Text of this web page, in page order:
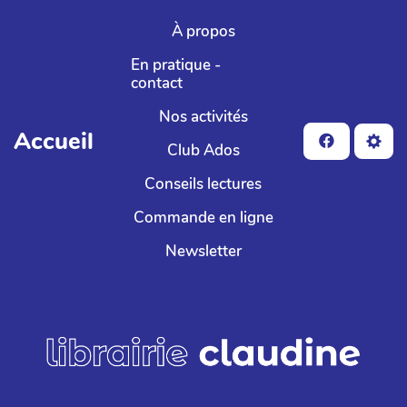
Aller au contenu principal
Accueil
À propos
En pratique -
contact
Nos activités
Club Ados
Conseils lectures
Commande en ligne
Newsletter